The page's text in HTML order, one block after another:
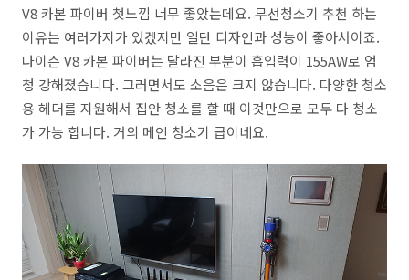
V8 카본 파이버 첫느낌 너무 좋았는데요. 무선청소기 추천 하는
이유는 여러가지가 있겠지만 일단 디자인과 성능이 좋아서이죠.
다이슨 V8 카본 파이버는 달라진 부분이 흡입력이 155AW로 엄
청 강해졌습니다. 그러면서도 소음은 크지 않습니다. 다양한 청소
용 헤더를 지원해서 집안 청소를 할 때 이것만으로 모두 다 청소
가 가능 합니다. 거의 메인 청소기 급이네요.